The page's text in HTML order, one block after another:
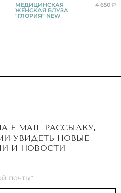
МЕДИЦИНСКАЯ
ЖЕНСКАЯ БЛУЗА
"ГЛОРИЯ" NEW
4 650 ₽
E-MAIL РАССЫЛКУ,
УВИДЕТЬ НОВЫЕ
И НОВОСТИ